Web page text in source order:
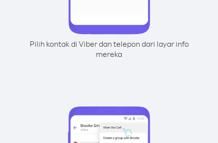
Pilih kontak di Viber dan telepon dari layar info
mereka